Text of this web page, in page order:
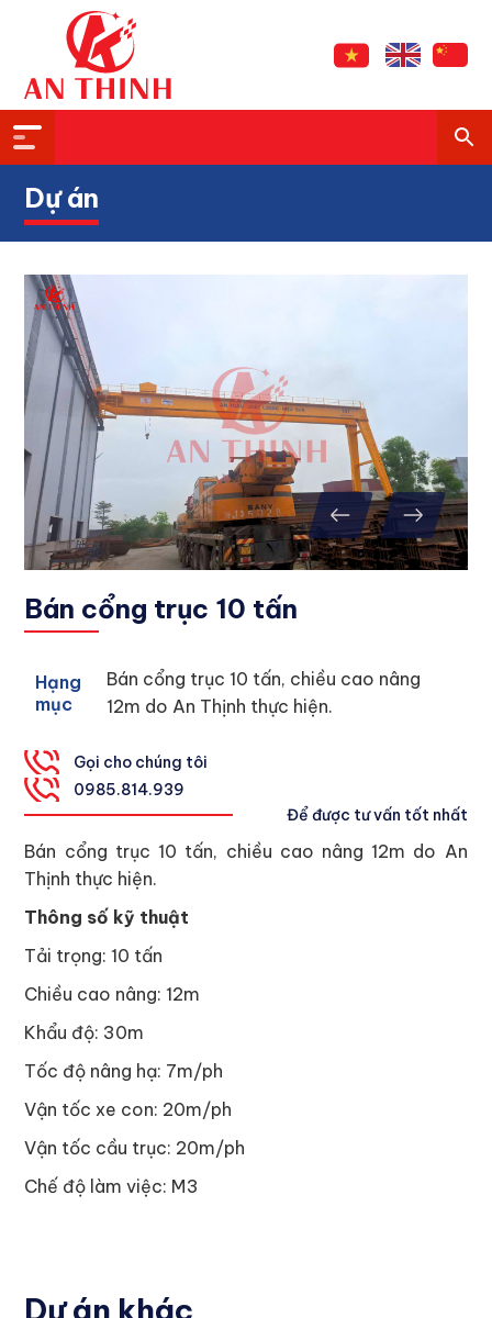
Dự án
Bán cổng trục 10 tấn
Hạng
mục
Bán cổng trục 10 tấn, chiều cao nâng
12m do An Thịnh thực hiện.
Gọi cho chúng tôi
0985.814.939
Để được tư vấn tốt nhất
Bán cổng trục 10 tấn, chiều cao nâng 12m do An
Thịnh thực hiện.
Thông số kỹ thuật
Tải trọng: 10 tấn
Chiều cao nâng: 12m
Khẩu độ: 30m
Tốc độ nâng hạ: 7m/ph
Vận tốc xe con: 20m/ph
Vận tốc cầu trục: 20m/ph
Chế độ làm việc: M3
Dự án khác